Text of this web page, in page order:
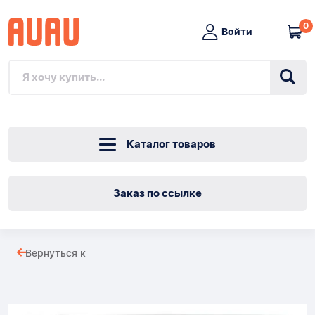
Войти
0
Каталог товаров
Заказ по ссылке
Вернуться к